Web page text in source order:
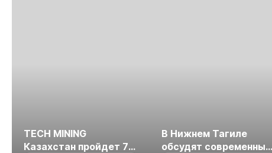
TECH MINING
Казахстан пройдет 7
В Нижнем Тагиле
обсудят современные